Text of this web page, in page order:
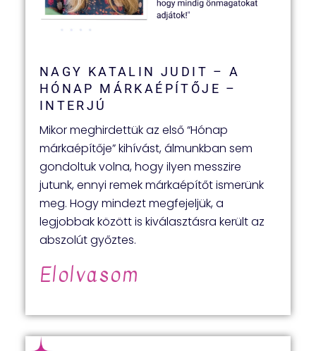
NAGY KATALIN JUDIT – A
HÓNAP MÁRKAÉPÍTŐJE –
INTERJÚ
Mikor meghirdettük az első “Hónap
márkaépítője” kihívást, álmunkban sem
gondoltuk volna, hogy ilyen messzire
jutunk, ennyi remek márkaépítőt ismerünk
meg. Hogy mindezt megfejeljük, a
legjobbak között is kiválasztásra került az
abszolút győztes.
Elolvasom